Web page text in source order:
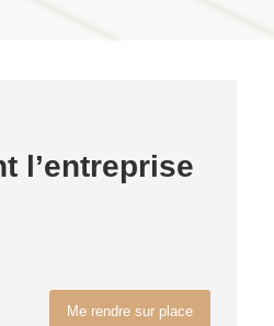
l’entreprise
Me rendre sur place